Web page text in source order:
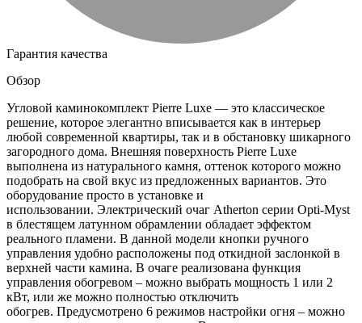
Гарантия качества
Обзор
Угловой каминокомплект Pierre Luxe — это классическое
решение, которое элегантно вписывается как в интерьер
любой современной квартиры, так и в обстановку шикарного
загородного дома. Внешняя поверхность Pierre Luxe
выполнена из натурального камня, оттенок которого можно
подобрать на свой вкус из предложенных вариантов. Это
оборудование просто в установке и
использовании. Электрический очаг Atherton серии Opti-Myst
в блестящем латунном обрамлении обладает эффектом
реального пламени. В данной модели кнопки ручного
управления удобно расположены под откидной заслонкой в
верхней части камина. В очаге реализована функция
управления обогревом – можно выбрать мощность 1 или 2
кВт, или же можно полностью отключить
обогрев. Предусмотрено 6 режимов настройки огня – можно